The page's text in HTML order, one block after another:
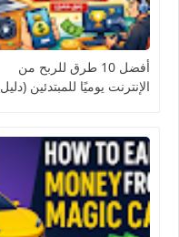
أفضل 10 طرق للربح من
الإنترنت يوميًا للمبتدئين (دليل